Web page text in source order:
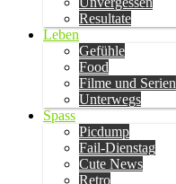
Resultate
Leben
Gefühle
Food
Filme und Serien
Unterwegs
Spass
Picdump
Fail-Dienstag
Cute News
Retro